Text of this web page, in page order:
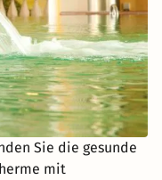
Sie die gesunde
mit